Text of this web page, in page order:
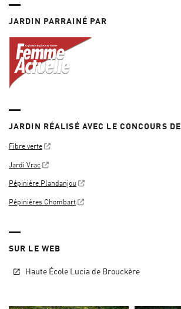
JARDIN PARRAINÉ PAR
JARDIN RÉALISÉ AVEC LE CONCOURS DE
Fibre verte
Jardi Vrac
Pépinière Plandanjou
Pépinières Chombart
SUR LE WEB
Haute École Lucia de Brouckère